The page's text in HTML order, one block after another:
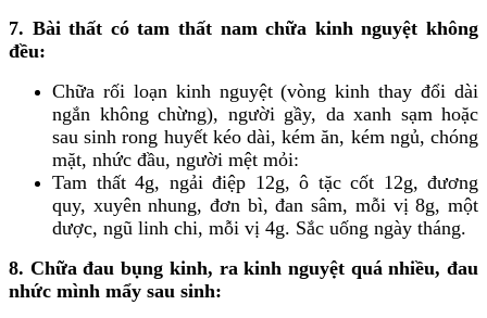
7. Bài thất có tam thất nam chữa kinh nguyệt không
đều:
Chữa rối loạn kinh nguyệt (vòng kinh thay đổi dài
ngắn không chừng), người gầy, da xanh sạm hoặc
sau sinh rong huyết kéo dài, kém ăn, kém ngủ, chóng
mặt, nhức đầu, người mệt mỏi:
Tam thất 4g, ngải điệp 12g, ô tặc cốt 12g, đương
quy, xuyên nhung, đơn bì, đan sâm, mỗi vị 8g, một
dược, ngũ linh chi, mỗi vị 4g. Sắc uống ngày tháng.
8. Chữa đau bụng kinh, ra kinh nguyệt quá nhiều, đau
nhức mình mẩy sau sinh: